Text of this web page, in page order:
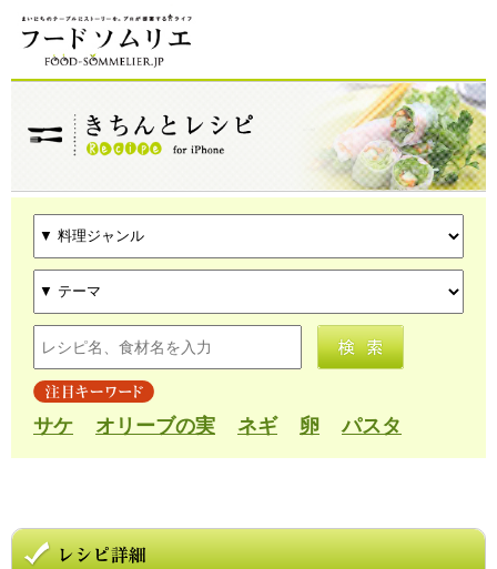
サケ オリーブの実 ネギ 卵 パスタ